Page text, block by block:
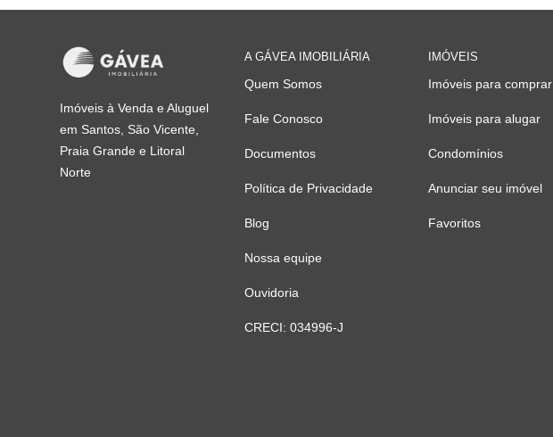
Imóveis à Venda e Aluguel
em Santos, São Vicente,
Praia Grande e Litoral
Norte
A GÁVEA IMOBILIÁRIA
Quem Somos
Fale Conosco
Documentos
Política de Privacidade
Blog
Nossa equipe
Ouvidoria
CRECI: 034996-J
IMÓVEIS
Imóveis para comprar
Imóveis para alugar
Condomínios
Anunciar seu imóvel
Favoritos